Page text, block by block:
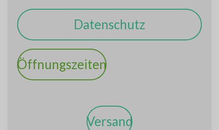
Datenschutz
Öffnungszeiten
Versand